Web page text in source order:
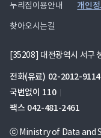
누리집이용안내 개인
찾아오시는길
[35208] 대전광역시 서구
전화(유료) 02-2012-9114
국번없이 110
팩스 042-481-2461
ⓒ Ministry of Data and